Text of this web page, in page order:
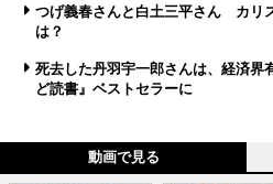
つげ義春さんと白土三平さん カリ
は？
死去した丹羽宇一郎さんは、経済
ど読書』ベストセラーに
動画で見る